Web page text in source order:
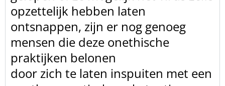
opzettelijk hebben laten
ontsnappen, zijn er nog genoeg
mensen die deze onethische
praktijken belonen
door zich te laten inspuiten met een